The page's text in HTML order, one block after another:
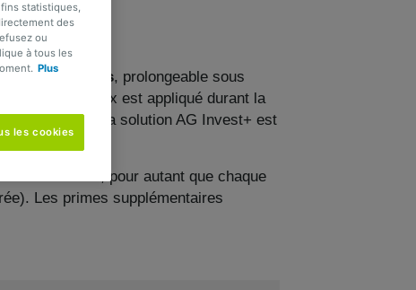
8 ans et 1 mois, prolongeable sous
. Le premier taux est appliqué durant la
du contrat. La solution AG Invest+ est
le souhaitez, pour autant que chaque
Les primes supplémentaires
statistiques,
des
ou
à tous les
Plus
les cookies